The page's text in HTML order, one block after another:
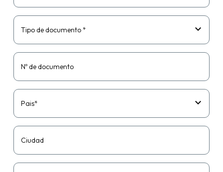
Tipo de documento *
Nº de documento
Pais*
Ciudad